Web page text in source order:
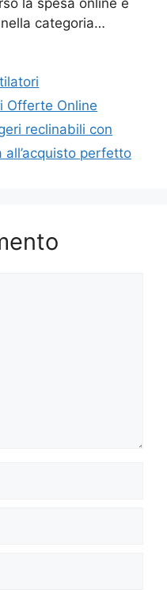
la spesa online è
categoria…
Offerte Online
reclinabili con
perfetto